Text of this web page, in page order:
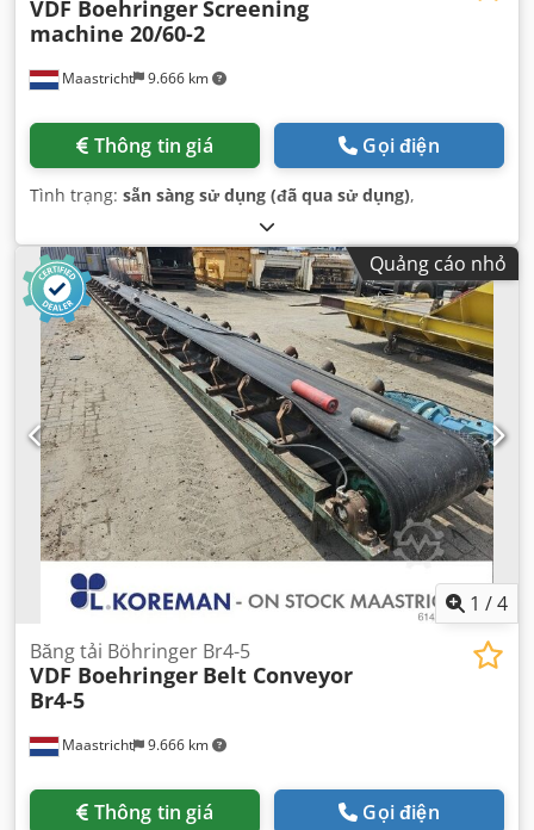
Maastricht 9.666 km
VDF BoehringerScreening
machine 20/60-2
Thông tin giá Gọi điện
Tình trạng: sẵn sàng sử dụng (đã qua sử dụng),
Quảng cáo nhỏ
1 /4
Maastricht 9.666 km
Băng tải Böhringer Br4-5
VDF Boehringer Belt Conveyor
Br4-5
Thông tin giá Gọi điện